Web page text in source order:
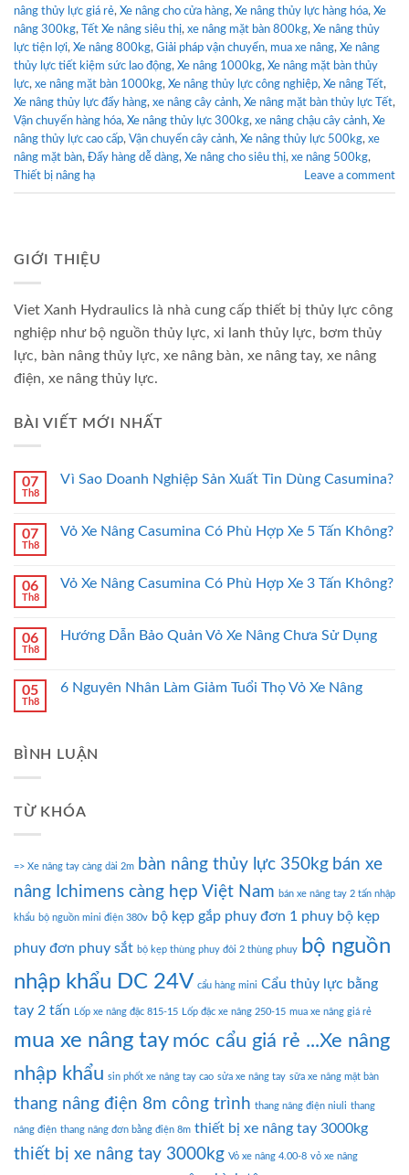
nâng thủy lực giá rẻ, Xe nâng cho cửa hàng, Xe nâng thủy lực hàng hóa, Xe
nâng 300kg, Tết Xe nâng siêu thị, xe nâng mặt bàn 800kg, Xe nâng thủy
lực tiện lợi, Xe nâng 800kg, Giải pháp vận chuyển, mua xe nâng, Xe nâng
thủy lực tiết kiệm sức lao động, Xe nâng 1000kg, Xe nâng mặt bàn thủy
lực, xe nâng mặt bàn 1000kg, Xe nâng thủy lực công nghiệp, Xe nâng Tết,
Xe nâng thủy lực đẩy hàng, xe nâng cây cảnh, Xe nâng mặt bàn thủy lực Tết,
Vận chuyển hàng hóa, Xe nâng thủy lực 300kg, xe nâng chậu cây cảnh, Xe
nâng thủy lực cao cấp, Vận chuyển cây cảnh, Xe nâng thủy lực 500kg, xe
nâng mặt bàn, Đẩy hàng dễ dàng, Xe nâng cho siêu thị, xe nâng 500kg,
Thiết bị nâng hạ
Leave a comment
GIỚI THIỆU
Viet Xanh Hydraulics là nhà cung cấp thiết bị thủy lực công
nghiệp như bộ nguồn thủy lực, xi lanh thủy lực, bơm thủy
lực, bàn nâng thủy lực, xe nâng bàn, xe nâng tay, xe nâng
điện, xe nâng thủy lực.
BÀI VIẾT MỚI NHẤT
07
Th8
Vì Sao Doanh Nghiệp Sản Xuất Tin Dùng Casumina?
07
Th8
Vỏ Xe Nâng Casumina Có Phù Hợp Xe 5 Tấn Không?
06
Th8
Vỏ Xe Nâng Casumina Có Phù Hợp Xe 3 Tấn Không?
06
Th8
Hướng Dẫn Bảo Quản Vỏ Xe Nâng Chưa Sử Dụng
05
Th8
6 Nguyên Nhân Làm Giảm Tuổi Thọ Vỏ Xe Nâng
BÌNH LUẬN
TỪ KHÓA
=> Xe nâng tay càng dài 2m bàn nâng thủy lực 350kg bán xe
nâng Ichimens càng hẹp Việt Nam bán xe nâng tay 2 tấn nhập
khẩu bộ nguồn mini điện 380v bộ kẹp gắp phuy đơn 1 phuy bộ kẹp
phuy đơn phuy sắt bộ kẹp thùng phuy đôi 2 thùng phuy
bộ nguồn
nhập khẩu DC 24V cẩu hàng mini Cẩu thủy lực bằng
tay 2 tấn
Lốp xe nâng đặc 815-15 Lốp đặc xe nâng 250-15 mua xe nâng giá rẻ
mua xe nâng tay móc cẩu giá rẻ ...Xe nâng
nhập khẩu sin phốt xe nâng tay cao sửa xe nâng tay sữa xe nâng mặt bàn
thang nâng điện 8m công trình thang nâng điện niuli thang
nâng điện thang nâng đơn bằng điện 8m thiết bị xe nâng tay 3000kg
thiết bị xe nâng tay 3000kg Vỏ xe nâng 4.00-8 vỏ xe nâng